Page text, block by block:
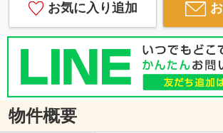
お気に入り追加
物件概要